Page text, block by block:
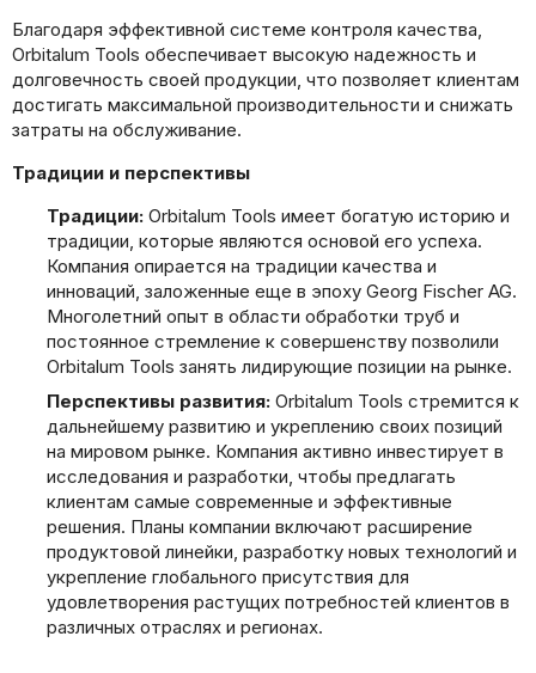
Благодаря эффективной системе контроля качества,
Orbitalum Tools обеспечивает высокую надежность и
долговечность своей продукции, что позволяет клиентам
достигать максимальной производительности и снижать
затраты на обслуживание.
Традиции и перспективы
Традиции:Orbitalum Tools имеет богатую историю и
традиции, которые являются основой его успеха.
Компания опирается на традиции качества и
инноваций, заложенные еще в эпоху Georg Fischer AG.
Многолетний опыт в области обработки труб и
постоянное стремление к совершенству позволили
Orbitalum Tools занять лидирующие позиции на рынке.
Перспективы развития:Orbitalum Tools стремится к
дальнейшему развитию и укреплению своих позиций
на мировом рынке. Компания активно инвестирует в
исследования и разработки, чтобы предлагать
клиентам самые современные и эффективные
решения. Планы компании включают расширение
продуктовой линейки, разработку новых технологий и
укрепление глобального присутствия для
удовлетворения растущих потребностей клиентов в
различных отраслях и регионах.